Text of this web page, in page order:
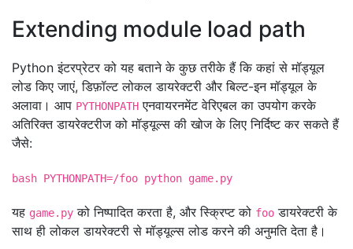
Extending module load path
Python इंटरप्रेटर को यह बताने के कुछ तरीके हैं कि कहां से मॉड्यूल
लोड किए जाएं, डिफ़ॉल्ट लोकल डायरेक्टरी और बिल्ट-इन मॉड्यूल के
अलावा। आप PYTHONPATH एनवायरनमेंट वेरिएबल का उपयोग करके
अतिरिक्त डायरेक्टरीज को मॉड्यूल्स की खोज के लिए निर्दिष्ट कर सकते हैं
जैसे:
bash PYTHONPATH=/foo python game.py
यह game.py को निष्पादित करता है, और स्क्रिप्ट को foo डायरेक्टरी के
साथ ही लोकल डायरेक्टरी से मॉड्यूल्स लोड करने की अनुमति देता है।